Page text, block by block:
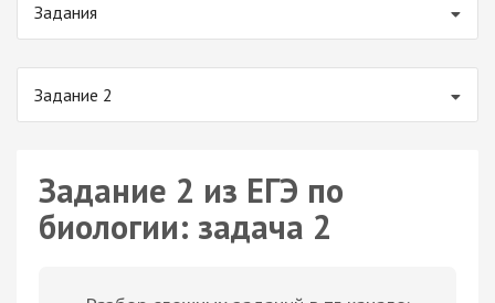
Задания
Задание 2
Задание 2 из ЕГЭ по
биологии: задача 2